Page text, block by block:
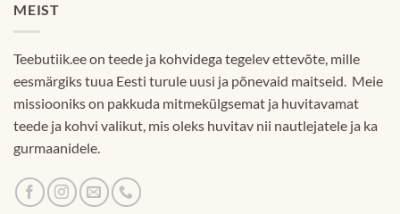
MEIST
Teebutiik.ee on teede ja kohvidega tegelev ettevõte, mille
eesmärgiks tuua Eesti turule uusi ja põnevaid maitseid. Meie
missiooniks on pakkuda mitmekülgsemat ja huvitavamat
teede ja kohvi valikut, mis oleks huvitav nii nautlejatele ja ka
gurmaanidele.